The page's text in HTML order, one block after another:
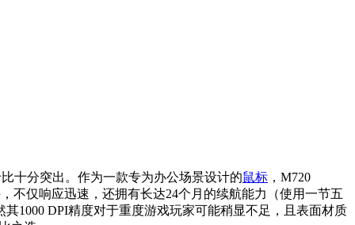
十分突出。作为一款专为办公场景设计的鼠标 ，M720
不仅响应迅速，还拥有长达24个月的续航能力（使用一节五
1000 DPI精度对于重度游戏玩家可能稍显不足，且表面材质